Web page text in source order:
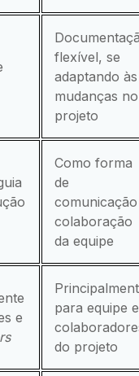
flexível, se
adaptando às
mudanças no
projeto
Como forma
de
colaboração
da equipe
e
para equipe e
do projeto